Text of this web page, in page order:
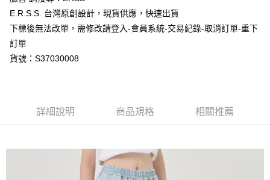
【注意事項】
１．透過由恩沛科技股份有限公司提供之「AFTEE先享後付」服務完成之交
易，需依本服務之必要範圍內提供個人資料，並將交易相關給付款項請求債
２．關於個人資料處理事宜，請瀏覽以下網址：
https://aftee.tw/terms/#terms3
時審查核予不同之上限額度；若仍有額度不足之情形，本公司將視審查結果
每筆NT$80，滿NT$1,200(含以上)免運費
付款後7-11取貨
每筆NT$80，滿NT$1,200(含以上)免運費
E.R.S.S. 台灣原創設計，現貨供應，快速出貨
下標後無法改單，需修改請登入-會員系統-交易紀錄-取消訂單-重下
訂單
貨號：S37030008
詳細說明 商品規格 相關推薦